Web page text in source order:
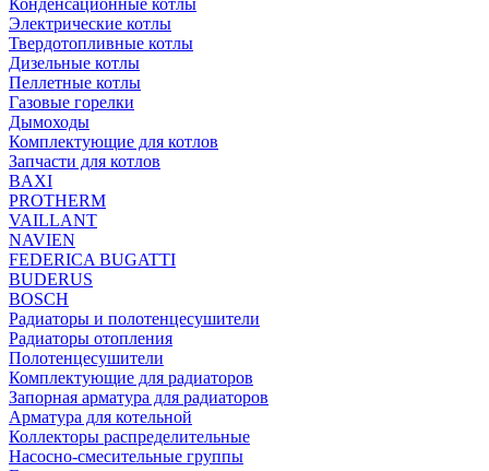
Конденсационные котлы
Электрические котлы
Твердотопливные котлы
Дизельные котлы
Пеллетные котлы
Газовые горелки
Дымоходы
Комплектующие для котлов
Запчасти для котлов
BAXI
PROTHERM
VAILLANT
NAVIEN
FEDERICA BUGATTI
BUDERUS
BOSCH
Радиаторы и полотенцесушители
Радиаторы отопления
Полотенцесушители
Комплектующие для радиаторов
Запорная арматура для радиаторов
Арматура для котельной
Коллекторы распределительные
Насосно-смесительные группы